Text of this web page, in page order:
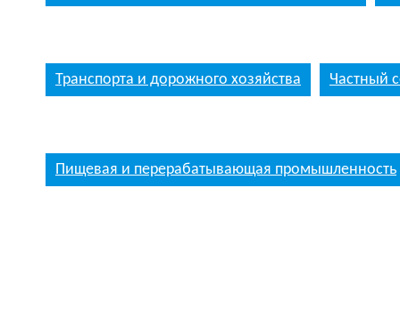
Транспорта и дорожного хозяйства Частный
Пищевая и перерабатывающая промышленность